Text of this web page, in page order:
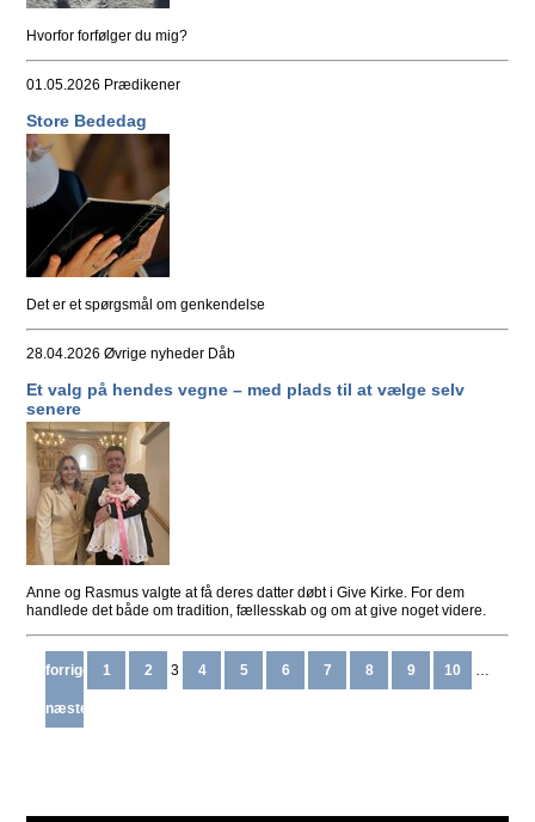
Hvorfor forfølger du mig?
01.05.2026 Prædikener
Store Bededag
Det er et spørgsmål om genkendelse
28.04.2026Øvrige nyheder Dåb
Et valg på hendes vegne – med plads til at vælge selv
senere
Anne og Rasmus valgte at få deres datter døbt i Give Kirke. For dem
handlede det både om tradition, fællesskab og om at give noget videre.
forrige 1 2 3 4 5 6 7 8 9 10
næste